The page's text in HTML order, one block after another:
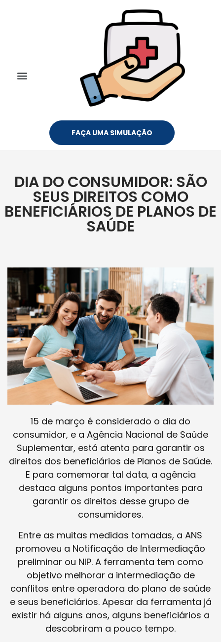
FAÇA UMA SIMULAÇÃO
DIA DO CONSUMIDOR: SÃO
SEUS DIREITOS COMO
BENEFICIÁRIOS DE PLANOS DE
SAÚDE
15 de março é considerado o dia do
consumidor, e a Agência Nacional de Saúde
Suplementar, está atenta para garantir os
direitos dos beneficiários de Planos de Saúde.
E para comemorar tal data, a agência
destaca alguns pontos importantes para
garantir os direitos desse grupo de
consumidores.
Entre as muitas medidas tomadas, a ANS
promoveu a Notificação de Intermediação
preliminar ou NIP. A ferramenta tem como
objetivo melhorar a intermediação de
conflitos entre operadora do plano de saúde
e seus beneficiários. Apesar da ferramenta já
existir há alguns anos, alguns beneficiários a
descobriram a pouco tempo.